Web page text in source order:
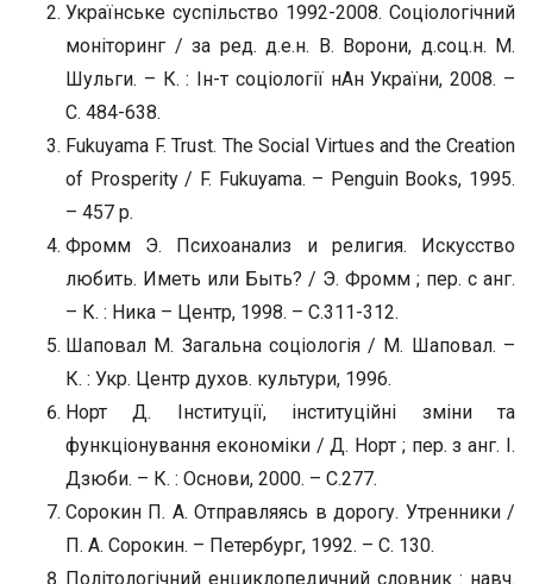
Українське суспільство 1992-2008. Соціологічний
моніторинг / за ред. д.е.н. В. Ворони, д.соц.н. М.
Шульги. – К. : Ін-т соціології нАн України, 2008. –
С. 484-638.
Fukuyama F. Trust. The Social Virtues and the Creation
of Prosperity / F. Fukuyama. – Penguin Books, 1995.
– 457 р.
Фромм Э. Психоанализ и религия. Искусство
любить. Иметь или Быть? / Э. Фромм ; пер. с анг.
– К. : Ника – Центр, 1998. – С.311-312.
Шаповал М. Загальна соціологія / М. Шаповал. –
К. : Укр. Центр духов. культури, 1996.
Норт Д. Інституції, інституційні зміни та
функціонування економіки / Д. Норт ; пер. з анг. І.
Дзюби. – К. : Основи, 2000. – С.277.
Сорокин П. А. Отправляясь в дорогу. Утренники /
П. А. Сорокин. – Петербург, 1992. – С. 130.
Політологічний енциклопедичний словник : навч.